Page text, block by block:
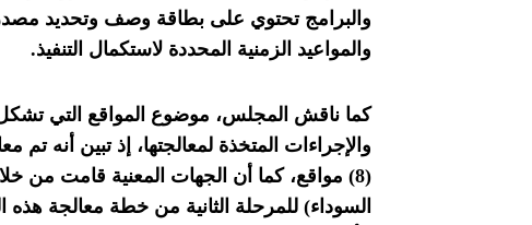
والبرامج تحتوي على بطاقة وصف وتحديد مصدر
والمواعيد الزمنية المحددة لاستكمال التنفيذ.
كما ناقش المجلس، موضوع المواقع التي
(8) مواقع، كما أن الجهات المعنية قامت من
السوداء) للمرحلة الثانية من خطة معالجة هذه